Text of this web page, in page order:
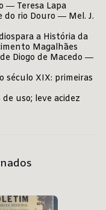
― Teresa Lapa
do rio Douro ― Mel. J.
a História da
Magalhães
Diogo de Macedo ―
século XIX: primeiras
uso; leve acidez